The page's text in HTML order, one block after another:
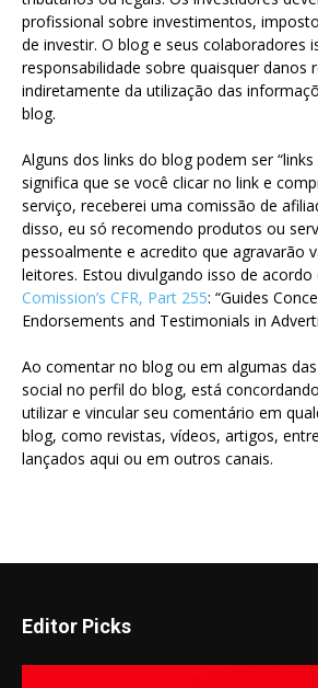
profissional sobre investimentos,
de investir. O blog e seus colaboradores
responsabilidade sobre quaisquer danos
indiretamente da utilização das
blog.
Alguns dos links do blog podem ser “links
significa que se você clicar no link e
serviço, receberei uma comissão de
disso, eu só recomendo produtos ou
pessoalmente e acredito que agravarão
leitores. Estou divulgando isso de acordo
Comission’s CFR, Part 255: “Guides
Endorsements and Testimonials in
Ao comentar no blog ou em algumas
social no perfil do blog, está
utilizar e vincular seu comentário em
blog, como revistas, vídeos, artigos,
lançados aqui ou em outros canais.
Editor Picks